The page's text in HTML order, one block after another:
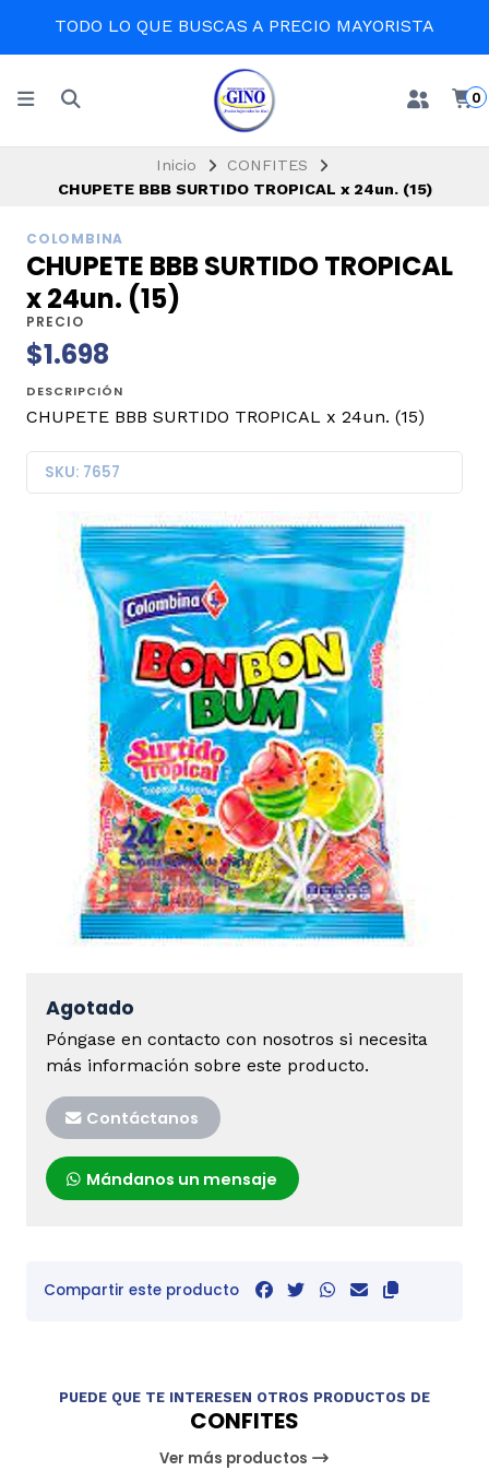
TODO LO QUE BUSCAS A PRECIO MAYORISTA
0
Inicio
CONFITES
CHUPETE BBB SURTIDO TROPICAL x 24un. (15)
COLOMBINA
CHUPETE BBB SURTIDO TROPICAL
x 24un. (15)
PRECIO
$1.698
DESCRIPCIÓN
CHUPETE BBB SURTIDO TROPICAL x 24un. (15)
SKU: 7657
Agotado
Póngase en contacto con nosotros si necesita
más información sobre este producto.
Contáctanos
Mándanos un mensaje
Compartir este producto
PUEDE QUE TE INTERESEN OTROS PRODUCTOS DE
CONFITES
Ver más productos